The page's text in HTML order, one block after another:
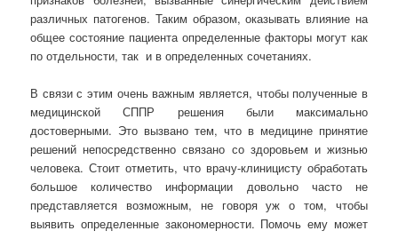
различных патогенов. Таким образом, оказывать влияние на
общее состояние пациента определенные факторы могут как
по отдельности, так и в определенных сочетаниях.
В связи с этим очень важным является, чтобы полученные в
медицинской СППР решения были максимально
достоверными. Это вызвано тем, что в медицине принятие
решений непосредственно связано со здоровьем и жизнью
человека. Стоит отметить, что врачу-клиницисту обработать
большое количество информации довольно часто не
представляется возможным, не говоря уж о том, чтобы
выявить определенные закономерности. Помочь ему может